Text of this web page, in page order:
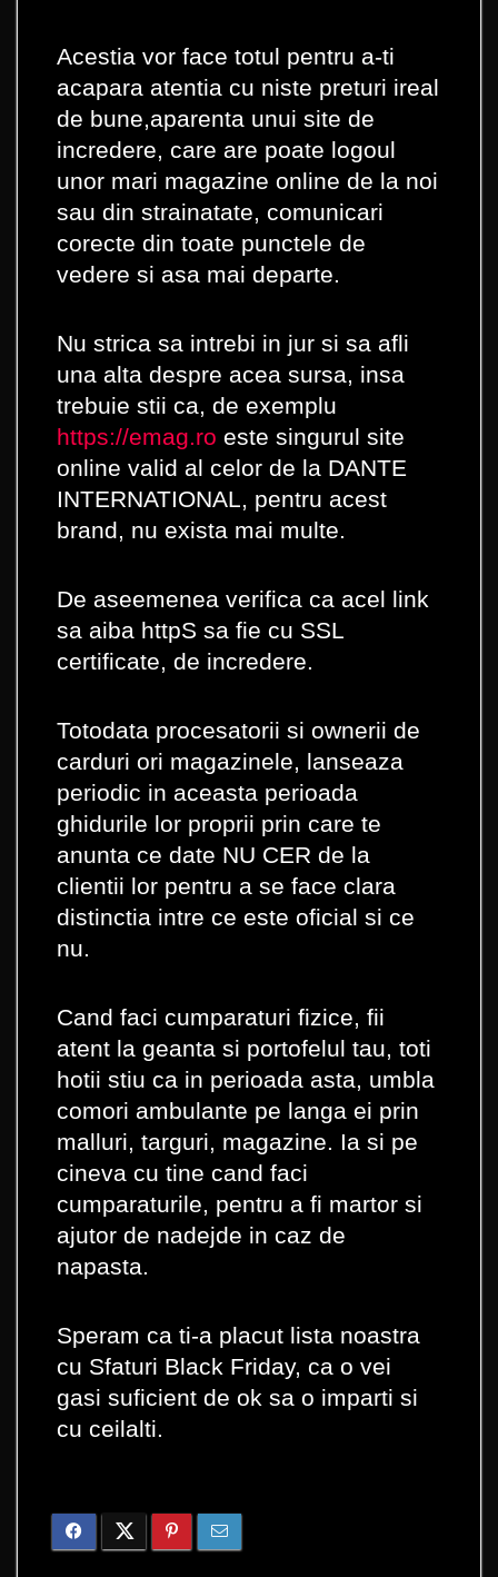
Acestia vor face totul pentru a-ti
acapara atentia cu niste preturi ireal
de bune,aparenta unui site de
incredere, care are poate logoul
unor mari magazine online de la noi
sau din strainatate, comunicari
corecte din toate punctele de
vedere si asa mai departe.
Nu strica sa intrebi in jur si sa afli
una alta despre acea sursa, insa
trebuie stii ca, de exemplu
https://emag.ro este singurul site
online valid al celor de la DANTE
INTERNATIONAL, pentru acest
brand, nu exista mai multe.
De aseemenea verifica ca acel link
sa aiba httpS sa fie cu SSL
certificate, de incredere.
Totodata procesatorii si ownerii de
carduri ori magazinele, lanseaza
periodic in aceasta perioada
ghidurile lor proprii prin care te
anunta ce date NU CER de la
clientii lor pentru a se face clara
distinctia intre ce este oficial si ce
nu.
Cand faci cumparaturi fizice, fii
atent la geanta si portofelul tau, toti
hotii stiu ca in perioada asta, umbla
comori ambulante pe langa ei prin
malluri, targuri, magazine. Ia si pe
cineva cu tine cand faci
cumparaturile, pentru a fi martor si
ajutor de nadejde in caz de
napasta.
Speram ca ti-a placut lista noastra
cu Sfaturi Black Friday, ca o vei
gasi suficient de ok sa o imparti si
cu ceilalti.